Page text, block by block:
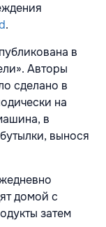
.
в
Авторы
сделано в
на
в
вынося
домой с
затем